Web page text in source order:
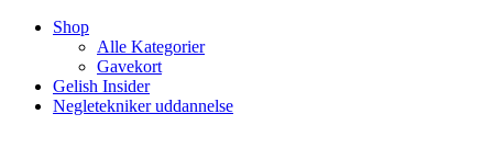
Shop
Alle Kategorier
Gavekort
Gelish Insider
Negletekniker uddannelse